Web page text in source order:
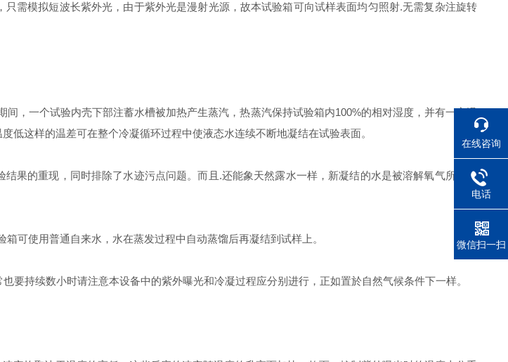
需模拟短波长紫外光，由于紫外光是漫射光源，故本试验箱可向试样表面均匀照射.无需复杂注旋转
一个试验内壳下部注蓄水槽被加热产生蒸汽，热蒸汽保持试验箱内100%的相对湿度，并有一定温
低这样的温差可在整个冷凝循环过程中使液态水连续不断地凝结在试验表面。
的重现，同时排除了水迹污点问题。而且.还能象天然露水一样，新凝结的水是被溶解氧气所饱和
使用普通自来水，水在蒸发过程中自动蒸馏后再凝结到试样上。
持续数小时请注意本设备中的紫外曝光和冷凝过程应分别进行，正如置於自然气候条件下一样。
在线咨询
电话
微信扫一扫